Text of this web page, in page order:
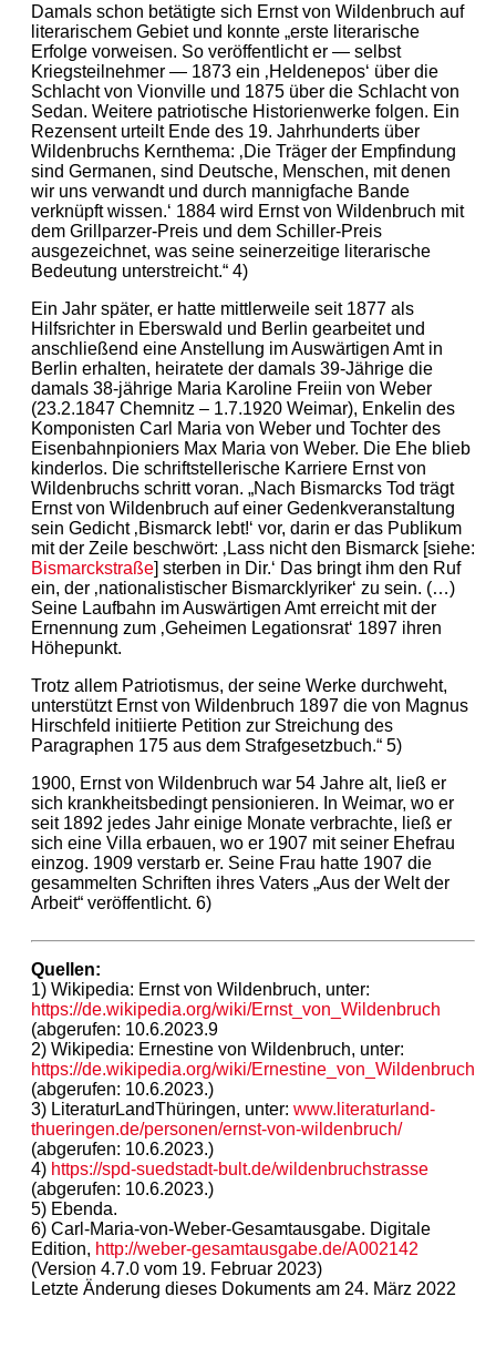
Damals schon betätigte sich Ernst von Wildenbruch auf
literarischem Gebiet und konnte „erste literarische
Erfolge vorweisen. So veröffentlicht er — selbst
Kriegsteilnehmer — 1873 ein ‚Heldenepos‘ über die
Schlacht von Vionville und 1875 über die Schlacht von
Sedan. Weitere patriotische Historienwerke folgen. Ein
Rezensent urteilt Ende des 19. Jahrhunderts über
Wildenbruchs Kernthema: ‚Die Träger der Empfindung
sind Germanen, sind Deutsche, Menschen, mit denen
wir uns verwandt und durch mannigfache Bande
verknüpft wissen.‘ 1884 wird Ernst von Wildenbruch mit
dem Grillparzer-Preis und dem Schiller-Preis
ausgezeichnet, was seine seinerzeitige literarische
Bedeutung unterstreicht.“ 4)
Ein Jahr später, er hatte mittlerweile seit 1877 als
Hilfsrichter in Eberswald und Berlin gearbeitet und
anschließend eine Anstellung im Auswärtigen Amt in
Berlin erhalten, heiratete der damals 39-Jährige die
damals 38-jährige Maria Karoline Freiin von Weber
(23.2.1847 Chemnitz – 1.7.1920 Weimar), Enkelin des
Komponisten Carl Maria von Weber und Tochter des
Eisenbahnpioniers Max Maria von Weber. Die Ehe blieb
kinderlos. Die schriftstellerische Karriere Ernst von
Wildenbruchs schritt voran. „Nach Bismarcks Tod trägt
Ernst von Wildenbruch auf einer Gedenkveranstaltung
sein Gedicht ‚Bismarck lebt!‘ vor, darin er das Publikum
mit der Zeile beschwört: ‚Lass nicht den Bismarck [siehe:
Bismarckstraße] sterben in Dir.‘ Das bringt ihm den Ruf
ein, der ‚nationalistischer Bismarcklyriker‘ zu sein. (…)
Seine Laufbahn im Auswärtigen Amt erreicht mit der
Ernennung zum ‚Geheimen Legationsrat‘ 1897 ihren
Höhepunkt.
Trotz allem Patriotismus, der seine Werke durchweht,
unterstützt Ernst von Wildenbruch 1897 die von Magnus
Hirschfeld initiierte Petition zur Streichung des
Paragraphen 175 aus dem Strafgesetzbuch.“ 5)
1900, Ernst von Wildenbruch war 54 Jahre alt, ließ er
sich krankheitsbedingt pensionieren. In Weimar, wo er
seit 1892 jedes Jahr einige Monate verbrachte, ließ er
sich eine Villa erbauen, wo er 1907 mit seiner Ehefrau
einzog. 1909 verstarb er. Seine Frau hatte 1907 die
gesammelten Schriften ihres Vaters „Aus der Welt der
Arbeit“ veröffentlicht. 6)
Quellen:
1) Wikipedia: Ernst von Wildenbruch, unter:
https://de.wikipedia.org/wiki/Ernst_von_Wildenbruch
(abgerufen: 10.6.2023.9
2) Wikipedia: Ernestine von Wildenbruch, unter:
https://de.wikipedia.org/wiki/Ernestine_von_Wildenbruch
(abgerufen: 10.6.2023.)
3) LiteraturLandThüringen, unter: www.literaturland-
thueringen.de/personen/ernst-von-wildenbruch/
(abgerufen: 10.6.2023.)
4) https://spd-suedstadt-bult.de/wildenbruchstrasse
(abgerufen: 10.6.2023.)
5) Ebenda.
6) Carl-Maria-von-Weber-Gesamtausgabe. Digitale
Edition, http://weber-gesamtausgabe.de/A002142
(Version 4.7.0 vom 19. Februar 2023)
Letzte Änderung dieses Dokuments am 24. März 2022